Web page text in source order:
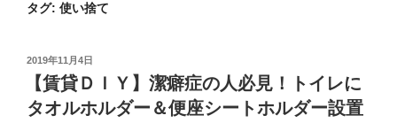
タグ: 使い捨て
投
稿
日:
2019年11月4日
【賃貸ＤＩＹ】潔癖症の人必見！トイレに
タオルホルダー＆便座シートホルダー設置